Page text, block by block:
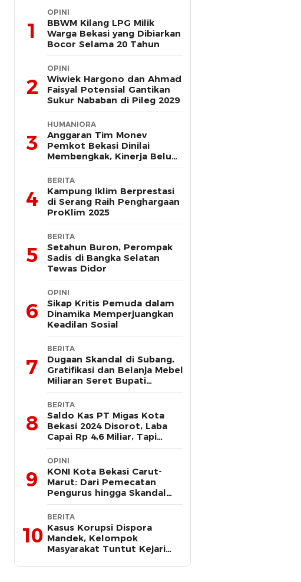
1
OPINI
BBWM Kilang LPG Milik
Warga Bekasi yang Dibiarkan
Bocor Selama 20 Tahun
2
OPINI
Wiwiek Hargono dan Ahmad
Faisyal Potensial Gantikan
Sukur Nababan di Pileg 2029
3
HUMANIORA
Anggaran Tim Monev
Pemkot Bekasi Dinilai
Membengkak, Kinerja Belum
Terbukti Efektif
4
BERITA
Kampung Iklim Berprestasi
di Serang Raih Penghargaan
ProKlim 2025
5
BERITA
Setahun Buron, Perompak
Sadis di Bangka Selatan
Tewas Didor
6
OPINI
Sikap Kritis Pemuda dalam
Dinamika Memperjuangkan
Keadilan Sosial
7
BERITA
Dugaan Skandal di Subang,
Gratifikasi dan Belanja Mebel
Miliaran Seret Bupati
Reynaldi
8
BERITA
Saldo Kas PT Migas Kota
Bekasi 2024 Disorot, Laba
Capai Rp 4,6 Miliar, Tapi
Hanya Tersisa Rp 13 Juta
9
OPINI
KONI Kota Bekasi Carut-
Marut: Dari Pemecatan
Pengurus hingga Skandal
Dana Hibah
10
BERITA
Kasus Korupsi Dispora
Mandek, Kelompok
Masyarakat Tuntut Kejari